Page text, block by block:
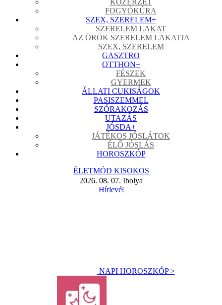
KÖZÉRZET
FOGYÓKÚRA
SZEX, SZERELEM+
SZERELEM LAKAT
AZ ÖRÖK SZERELEM LAKATJA
SZEX, SZERELEM
GASZTRO
OTTHON+
FÉSZEK
GYERMEK
ÁLLATI CUKISÁGOK
PASISZEMMEL
SZÓRAKOZÁS
UTAZÁS
JÓSDA+
JÁTÉKOS JÓSLÁTOK
ÉLŐ JÓSLÁS
HOROSZKÓP
ÉLETMÓD KISOKOS
2026. 08. 07. Ibolya
Hírlevél
NAPI HOROSZKÓP >